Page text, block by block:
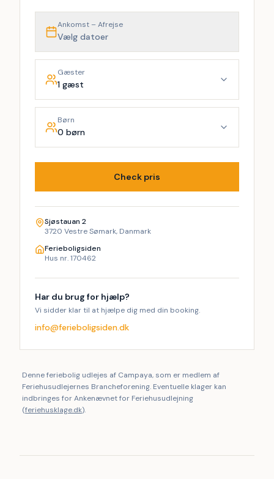
Ankomst – Afrejse
Vælg datoer
Gæster
1 gæst
Børn
0 børn
Check pris
Sjøstauan 2
3720 Vestre Sømark, Danmark
Ferieboligsiden
Hus nr. 170462
Har du brug for hjælp?
Vi sidder klar til at hjælpe dig med din booking.
info@ferieboligsiden.dk
Denne feriebolig udlejes af Campaya, som er medlem af
Feriehusudlejernes Brancheforening. Eventuelle klager kan
indbringes for Ankenævnet for Feriehusudlejning
(feriehusklage.dk).